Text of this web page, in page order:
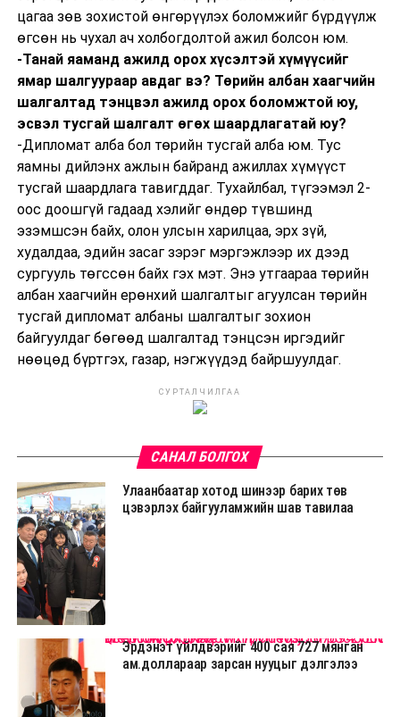
цагаа зөв зохистой өнгөрүүлэх боломжийг бүрдүүлж
өгсөн нь чухал ач холбогдолтой ажил болсон юм.
-Танай яаманд ажилд орох хүсэлтэй хүмүүсийг
ямар шалгуураар авдаг вэ? Төрийн албан хаагчийн
шалгалтад тэнцвэл ажилд орох боломжтой юу,
эсвэл тусгай шалгалт өгөх шаардлагатай юу?
-Дипломат алба бол төрийн тусгай алба юм. Тус
яамны дийлэнх ажлын байранд ажиллах хүмүүст
тусгай шаардлага тавигддаг. Тухайлбал, түгээмэл 2-
оос доошгүй гадаад хэлийг өндөр түвшинд
эзэмшсэн байх, олон улсын харилцаа, эрх зүй,
худалдаа, эдийн засаг зэрэг мэргэжлээр их дээд
сургууль төгссөн байх гэх мэт. Энэ утгаараа төрийн
албан хаагчийн ерөнхий шалгалтыг агуулсан төрийн
тусгай дипломат албаны шалгалтыг зохион
байгуулдаг бөгөөд шалгалтад тэнцсэн иргэдийг
нөөцөд бүртгэх, газар, нэгжүүдэд байршуулдаг.
СУРТАЛЧИЛГАА
САНАЛ БОЛГОХ
Улаанбаатар хотод шинээр барих төв
цэвэрлэх байгууламжийн шав тавилаа
https://www.facebook.com/livetv.mn/videos/307894500081597/?t=466https://livetv.mn/p/
Эрдэнэт үйлдвэрийг 400 сая 727 мянган
ам.доллараар зарсан нууцыг дэлгэлээ